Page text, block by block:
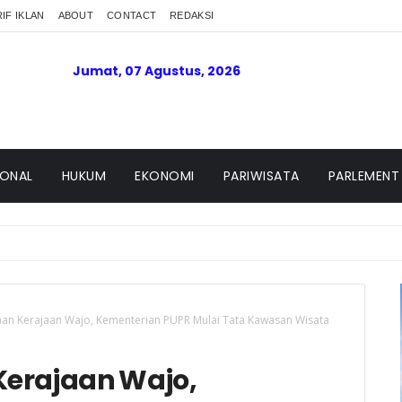
IKLAN ABOUT CONTACT REDAKSI
Jumat, 07 Agustus, 2026
HUKUM EKONOMI PARIWISATA PARLEMENT
Kerajaan Wajo, Kementerian PUPR Mulai Tata Kawasan Wisata
Wajo,